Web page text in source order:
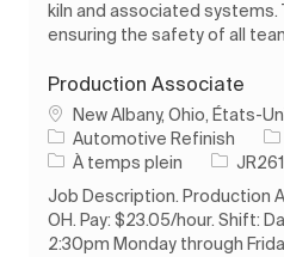
kiln and associated systems.
ensuring the safety of all
Production Associate
Emplacement
New Albany, Ohio, États-
Automotive Refinish
Type d’emploi
À temps plein ID de
Job Description. Production
OH. Pay: $23.05/hour. Shift:
2:30pm Monday through